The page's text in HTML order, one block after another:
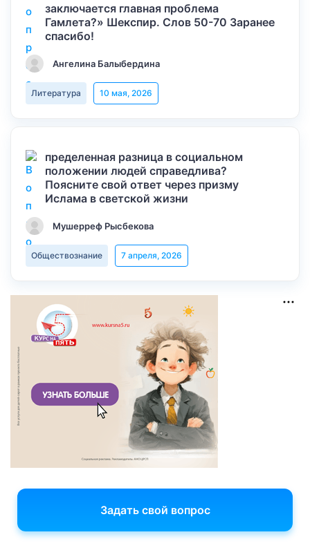
заключается главная проблема
Гамлета?» Шекспир. Слов 50-70 Заранее
спасибо!
Ангелина Балыбердина
Литература 10 мая, 2026
пределенная разница в социальном
положении людей справедлива?
Поясните свой ответ через призму
Ислама в светской жизни
Мушерреф Рысбекова
Обществознание 7 апреля, 2026
Задать свой вопрос